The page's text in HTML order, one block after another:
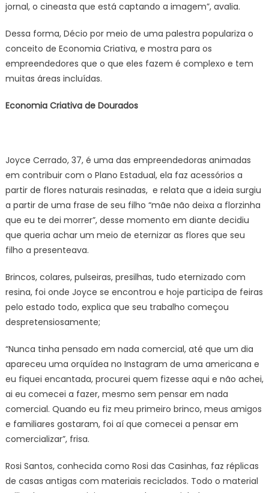
jornal, o cineasta que está captando a imagem”, avalia.
Dessa forma, Décio por meio de uma palestra populariza o
conceito de Economia Criativa, e mostra para os
empreendedores que o que eles fazem é complexo e tem
muitas áreas incluídas.
Economia Criativa de Dourados
Joyce Cerrado, 37, é uma das empreendedoras animadas
em contribuir com o Plano Estadual, ela faz acessórios a
partir de flores naturais resinadas, e relata que a ideia surgiu
a partir de uma frase de seu filho “mãe não deixa a florzinha
que eu te dei morrer”, desse momento em diante decidiu
que queria achar um meio de eternizar as flores que seu
filho a presenteava.
Brincos, colares, pulseiras, presilhas, tudo eternizado com
resina, foi onde Joyce se encontrou e hoje participa de feiras
pelo estado todo, explica que seu trabalho começou
despretensiosamente;
“Nunca tinha pensado em nada comercial, até que um dia
apareceu uma orquídea no Instagram de uma americana e
eu fiquei encantada, procurei quem fizesse aqui e não achei,
ai eu comecei a fazer, mesmo sem pensar em nada
comercial. Quando eu fiz meu primeiro brinco, meus amigos
e familiares gostaram, foi aí que comecei a pensar em
comercializar”, frisa.
Rosi Santos, conhecida como Rosi das Casinhas, faz réplicas
de casas antigas com materiais reciclados. Todo o material